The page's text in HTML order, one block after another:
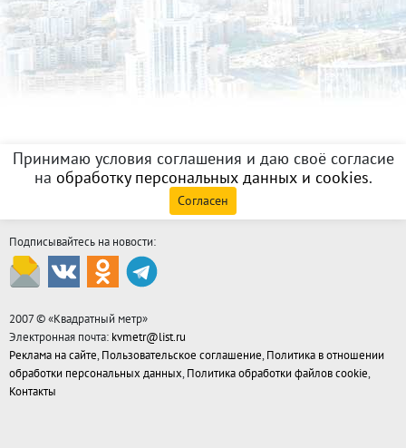
Принимаю условия соглашения и даю своё согласие
на обработку персональных данных и cookies.
Согласен
Подписывайтесь на новости:
2007 © «Квадратный метр»
Электронная почта: kvmetr@list.ru
Реклама на сайте, Пользовательское соглашение, Политика в отношении
обработки персональных данных, Политика обработки файлов cookie,
Контакты